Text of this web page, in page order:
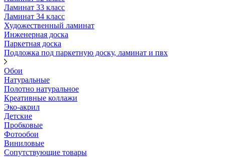
Ламинат 33 класс
Ламинат 34 класс
Художественный ламинат
Инженерная доска
Паркетная доска
Подложка под паркетную доску, ламинат и пвх
Обои
Натуральные
Полотно натуральное
Креативные коллажи
Эко-акрил
Детские
Пробковые
Фотообои
Виниловые
Сопутствующие товары